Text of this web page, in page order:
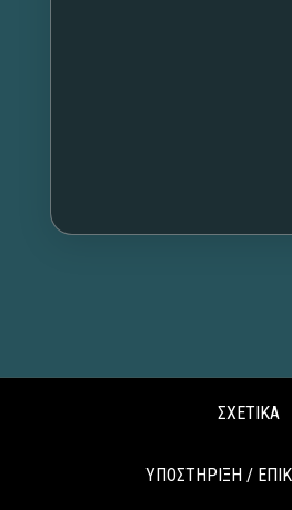
ΣΧΕΤΙΚΑ
ΥΠΟΣΤΗΡΙΞΗ /